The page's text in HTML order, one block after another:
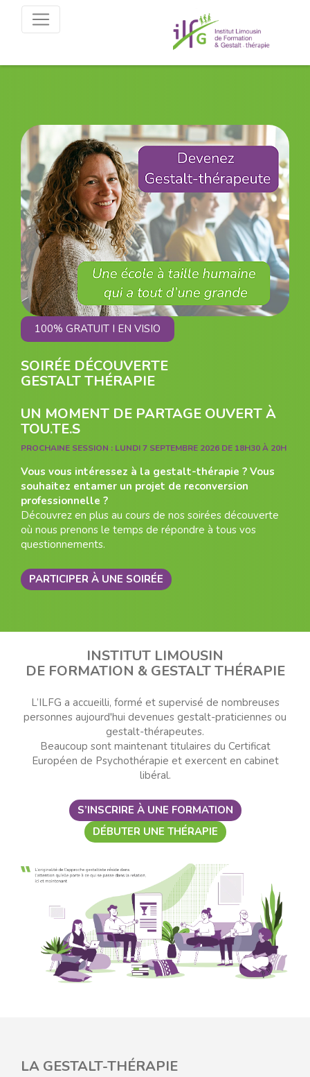
100% GRATUIT I EN VISIO
SOIRÉE DÉCOUVERTE
GESTALT THÉRAPIE
UN MOMENT DE PARTAGE OUVERT À
TOU.TE.S
PROCHAINE SESSION : LUNDI 7 SEPTEMBRE 2026 DE 18H30 À 20H
Vous vous intéressez à la gestalt-thérapie ? Vous
souhaitez entamer un projet de reconversion
professionnelle ?
Découvrez en plus au cours de nos soirées découverte
où nous prenons le temps de répondre à tous vos
questionnements.
PARTICIPER À UNE SOIRÉE
INSTITUT LIMOUSIN
DE FORMATION & GESTALT THÉRAPIE
L’ILFG a accueilli, formé et supervisé de nombreuses
personnes aujourd'hui devenues gestalt-praticiennes ou
gestalt-thérapeutes.
Beaucoup sont maintenant titulaires du Certificat
Européen de Psychothérapie et exercent en cabinet
libéral.
S’INSCRIRE À UNE FORMATION
DÉBUTER UNE THÉRAPIE
LA GESTALT-THÉRAPIE